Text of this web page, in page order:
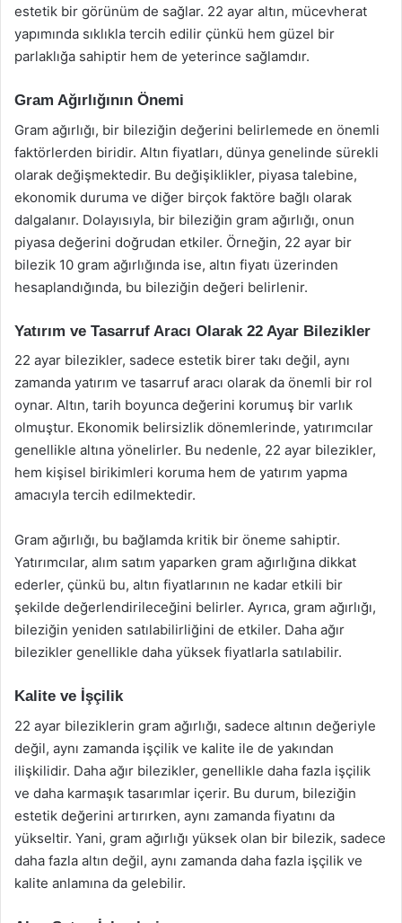
estetik bir görünüm de sağlar. 22 ayar altın, mücevherat
yapımında sıklıkla tercih edilir çünkü hem güzel bir
parlaklığa sahiptir hem de yeterince sağlamdır.
Gram Ağırlığının Önemi
Gram ağırlığı, bir bileziğin değerini belirlemede en önemli
faktörlerden biridir. Altın fiyatları, dünya genelinde sürekli
olarak değişmektedir. Bu değişiklikler, piyasa talebine,
ekonomik duruma ve diğer birçok faktöre bağlı olarak
dalgalanır. Dolayısıyla, bir bileziğin gram ağırlığı, onun
piyasa değerini doğrudan etkiler. Örneğin, 22 ayar bir
bilezik 10 gram ağırlığında ise, altın fiyatı üzerinden
hesaplandığında, bu bileziğin değeri belirlenir.
Yatırım ve Tasarruf Aracı Olarak 22 Ayar Bilezikler
22 ayar bilezikler, sadece estetik birer takı değil, aynı
zamanda yatırım ve tasarruf aracı olarak da önemli bir rol
oynar. Altın, tarih boyunca değerini korumuş bir varlık
olmuştur. Ekonomik belirsizlik dönemlerinde, yatırımcılar
genellikle altına yönelirler. Bu nedenle, 22 ayar bilezikler,
hem kişisel birikimleri koruma hem de yatırım yapma
amacıyla tercih edilmektedir.
Gram ağırlığı, bu bağlamda kritik bir öneme sahiptir.
Yatırımcılar, alım satım yaparken gram ağırlığına dikkat
ederler, çünkü bu, altın fiyatlarının ne kadar etkili bir
şekilde değerlendirileceğini belirler. Ayrıca, gram ağırlığı,
bileziğin yeniden satılabilirliğini de etkiler. Daha ağır
bilezikler genellikle daha yüksek fiyatlarla satılabilir.
Kalite ve İşçilik
22 ayar bileziklerin gram ağırlığı, sadece altının değeriyle
değil, aynı zamanda işçilik ve kalite ile de yakından
ilişkilidir. Daha ağır bilezikler, genellikle daha fazla işçilik
ve daha karmaşık tasarımlar içerir. Bu durum, bileziğin
estetik değerini artırırken, aynı zamanda fiyatını da
yükseltir. Yani, gram ağırlığı yüksek olan bir bilezik, sadece
daha fazla altın değil, aynı zamanda daha fazla işçilik ve
kalite anlamına da gelebilir.